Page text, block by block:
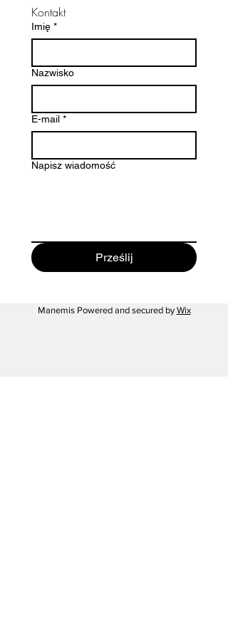
Kontakt
Imię *
Nazwisko
E-mail *
Napisz wiadomość
Prześlij
Manemis Powered and secured by Wix